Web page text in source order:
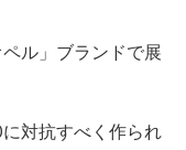
ル」ブランドで展
対抗すべく作られ